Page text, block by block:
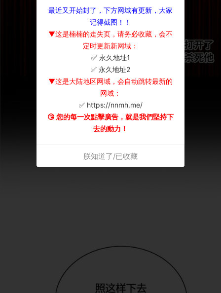
最近又开始封了，下方网域有更新，大家
记得截图！！
▼这是楠楠的走失页，请务必收藏，会不
定时更新新网域：
✅ 永久地址1
✅ 永久地址2
▼这是大陆地区网域，会自动跳转最新的
网域：
✅ https://nnmh.me/
😘 您的每一次點擊廣告，就是我們堅持下
去的動力！
朕知道了/已收藏